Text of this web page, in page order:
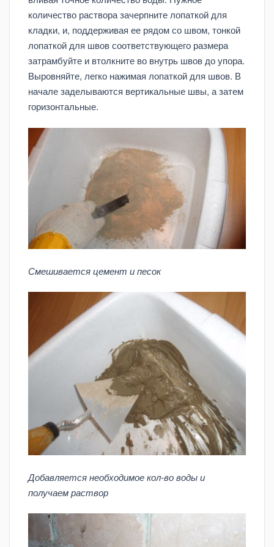
количество раствора зачерпните лопаткой для
кладки, и, поддерживая ее рядом со швом, тонкой
лопаткой для швов соответствующего размера
затрамбуйте и втолкните во внутрь швов до упора.
Выровняйте, легко нажимая лопаткой для швов. В
начале заделываются вертикальные швы, а затем
горизонтальные.
Смешивается цемент и песок
Добавляется необходимое кол-во воды и
получаем раствор